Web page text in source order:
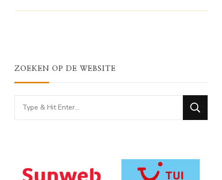
ZOEKEN OP DE WEBSITE
Looking
for